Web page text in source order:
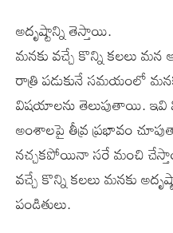
అదృష్టాన్ని తెస్తాయి.
మనకు వచ్చే కొన్ని కలలు మన
రాత్రి పడుకునే సమయంలో
విషయాలను తెలుపుతాయి. ఇవి
అంశాలపై తీవ్ర ప్రభావం
నచ్చకపోయినా సరే మంచి
వచ్చే కొన్ని కలలు మనకు
పండితులు.